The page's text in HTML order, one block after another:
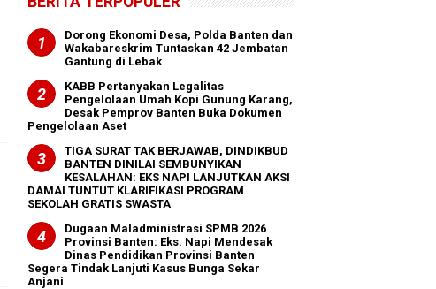
Dorong Ekonomi Desa, Polda Banten dan
Wakabareskrim Tuntaskan 42 Jembatan
Gantung di Lebak
KABB Pertanyakan Legalitas
Pengelolaan Umah Kopi Gunung Karang,
Desak Pemprov Banten Buka Dokumen
Pengelolaan Aset
TIGA SURAT TAK BERJAWAB, DINDIKBUD
BANTEN DINILAI SEMBUNYIKAN
KESALAHAN: EKS NAPI LANJUTKAN AKSI
DAMAI TUNTUT KLARIFIKASI PROGRAM
SEKOLAH GRATIS SWASTA
Dugaan Maladministrasi SPMB 2026
Provinsi Banten: Eks. Napi Mendesak
Dinas Pendidikan Provinsi Banten
Segera Tindak Lanjuti Kasus Bunga Sekar
Anjani